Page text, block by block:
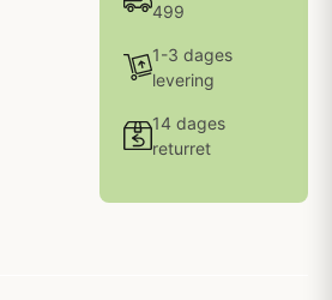
499
1-3 dages
levering
14 dages
returret